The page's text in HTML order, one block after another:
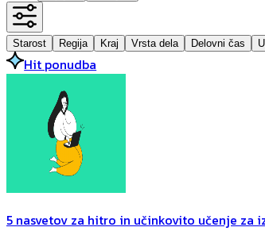
Starost Regija Kraj Vrsta dela Delovni čas
Hit ponudba
5 nasvetov za hitro in učinkovito učenje za